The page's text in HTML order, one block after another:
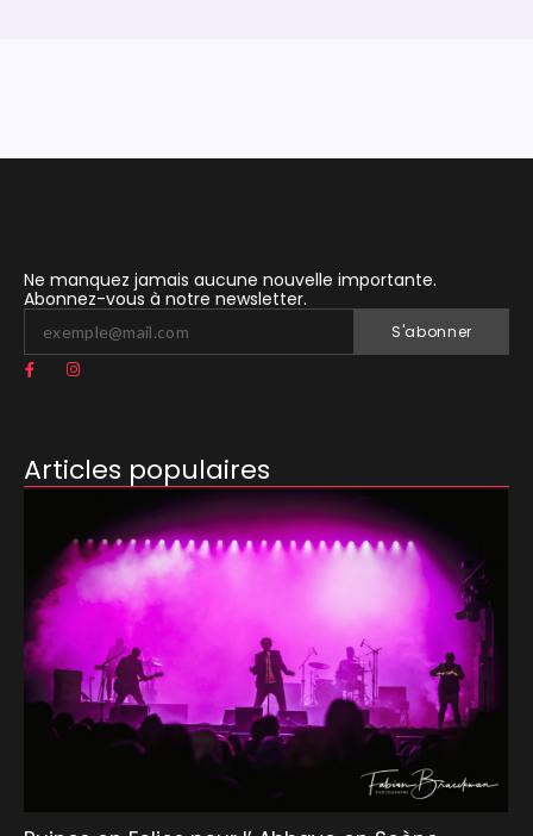
Ne manquez jamais aucune nouvelle importante.
Abonnez-vous à notre newsletter.
S'abonner
Articles populaires